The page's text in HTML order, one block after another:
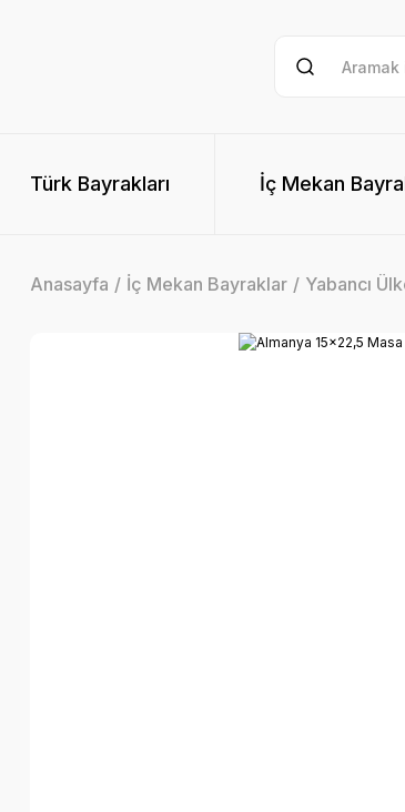
Türk Bayrakları İç Mekan
Anasayfa İç Mekan Bayraklar Yabancı